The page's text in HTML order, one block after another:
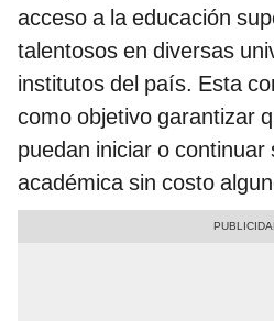
acceso a la educación
talentosos en diversas
institutos del país. Esta
como objetivo garantizar
puedan iniciar o continuar
académica sin costo